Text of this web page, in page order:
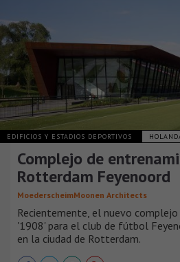
EDIFICIOS Y ESTADIOS DEPORTIVOS
Complejo de
Rotterdam Feyenoord
MoederscheimMoonen Architects
Recientemente, el nuevo
'1908' para el club de fútbol
en la ciudad de Rotterdam.